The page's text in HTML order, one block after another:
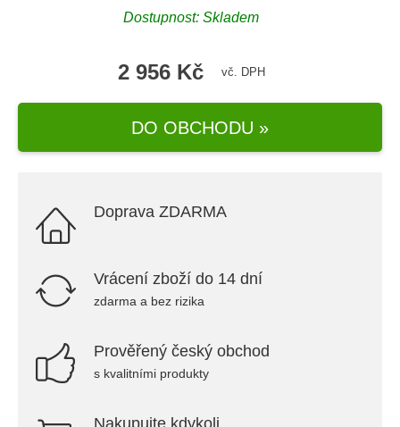
Dostupnost: Skladem
2 956 Kč vč. DPH
DO OBCHODU »
Doprava ZDARMA
Vrácení zboží do 14 dní
zdarma a bez rizika
Prověřený český obchod
s kvalitními produkty
Nakupujte kdykoli